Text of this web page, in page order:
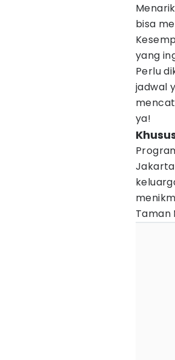
bisa
yang
Perlu
jadwal
ya!
Taman